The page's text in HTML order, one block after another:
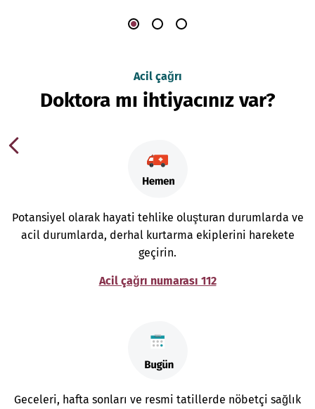
Acil çağrı
Doktora mı ihtiyacınız var?
Potansiyel olarak hayati tehlike oluşturan durumlarda ve
acil durumlarda, derhal kurtarma ekiplerini harekete
geçirin.
Acil çağrı numarası 112
Geceleri, hafta sonları ve resmi tatillerde nöbetçi sağlık